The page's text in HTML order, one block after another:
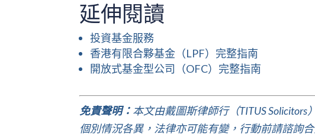
延伸閱讀
投資基金服務
香港有限合夥基金（LPF）完整指南
開放式基金型公司（OFC）完整指南
免責聲明： 本文由戴圖斯律師行（TITUS
個別情況各異，法律亦可能有變，行動前請諮詢